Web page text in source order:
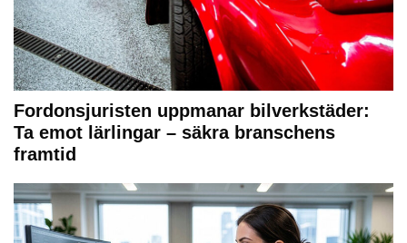
Fordonsjuristen uppmanar bilverkstäder:
Ta emot lärlingar – säkra branschens
framtid